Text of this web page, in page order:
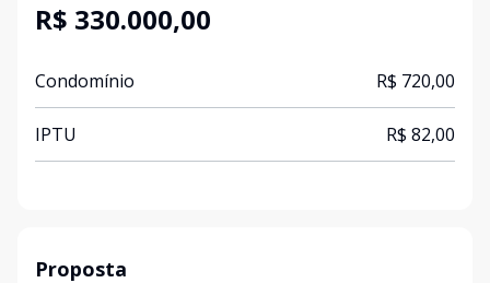
R$ 330.000,00
Condomínio R$ 720,00
IPTU R$ 82,00
Proposta